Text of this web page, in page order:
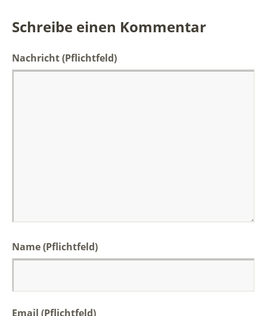
Schreibe einen Kommentar
Nachricht(Pflichtfeld)
Name (Pflichtfeld)
Email (Pflichtfeld)